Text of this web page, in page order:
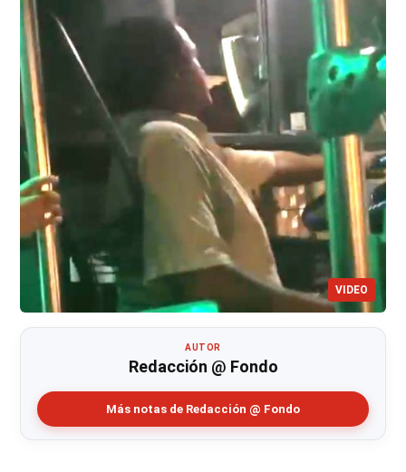
VIDEO
AUTOR
Redacción @ Fondo
Más notas de Redacción @ Fondo